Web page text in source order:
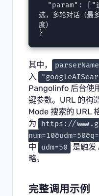
选，多轮对话（最
度）
}
其中， parserName
入
Pangolinfo 后台使
键参数。URL 的构
Mode 搜索的 URL
为
https://
中
udm=50
是触发
略。
完整调用示例